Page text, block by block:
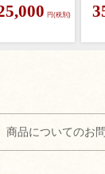
円(税別)
商品についてのお